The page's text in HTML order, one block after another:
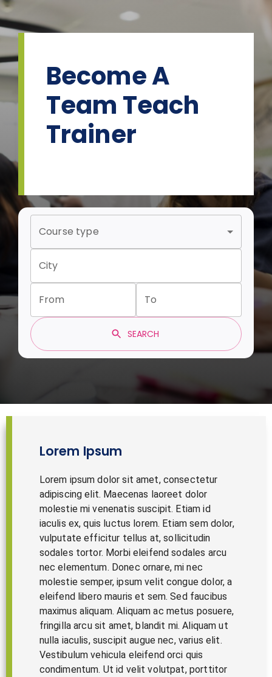
Skip
to
content
Become A
Team Teach
Trainer
Course type
City
From To
SEARCH
Lorem Ipsum
Lorem ipsum dolor sit amet, consectetur
adipiscing elit. Maecenas laoreet dolor
molestie mi venenatis suscipit. Etiam id
iaculis ex, quis luctus lorem. Etiam sem dolor,
vulputate efficitur tellus at, sollicitudin
sodales tortor. Morbi eleifend sodales arcu
nec elementum. Donec ornare, mi nec
molestie semper, ipsum velit congue dolor, a
eleifend libero mauris et sem. Sed faucibus
maximus aliquam. Aliquam ac metus posuere,
fringilla arcu sit amet, blandit mi. Aliquam ut
nulla iaculis, suscipit augue nec, varius elit.
Vestibulum vehicula eleifend orci quis
condimentum. Ut id velit volutpat, porttitor